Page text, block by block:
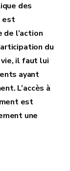
des
est
de l’action
du
il faut lui
ayant
L’accès à
est
une